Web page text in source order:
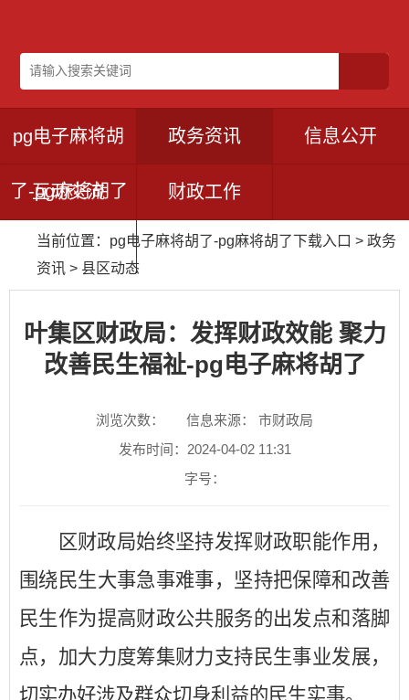
pg电子麻将胡
了-pg麻将胡了
下载入口
政务资讯 信息公开
互动交流 财政工作
当前位置： pg电子麻将胡了-pg麻将胡了下载入口 > 政务
资讯 > 县区动态
叶集区财政局：发挥财政效能 聚力
改善民生福祉-pg电子麻将胡了
浏览次数：
信息来源： 市财政局
发布时间：2024-04-02 11:31
字号：
区财政局始终坚持发挥财政职能作用，
围绕民生大事急事难事，坚持把保障和改善
民生作为提高财政公共服务的出发点和落脚
点，加大力度筹集财力支持民生事业发展，
切实办好涉及群众切身利益的民生实事。